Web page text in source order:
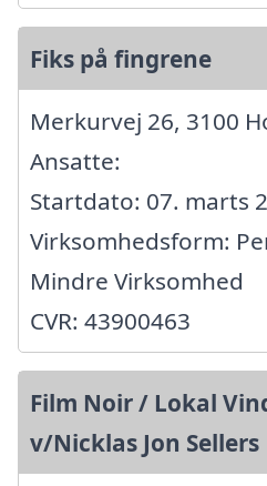
Fiks på fingrene
Merkurvej 26, 3100
Ansatte:
Startdato: 07. marts
Virksomhedsform:
Mindre Virksomhed
CVR: 43900463
Film Noir / Lokal
v/Nicklas Jon Sellers